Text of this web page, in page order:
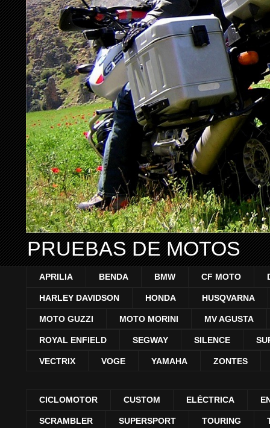
PRUEBAS DE MOTOS
APRILIA BENDA BMW CF MOTO
HARLEY DAVIDSON HONDA HUSQVARNA
MOTO GUZZI MOTO MORINI MV AGUSTA
ROYAL ENFIELD SEGWAY SILENCE
VECTRIX VOGE YAMAHA ZONTES
CICLOMOTOR CUSTOM ELÉCTRICA
SCRAMBLER SUPERSPORT TOURING